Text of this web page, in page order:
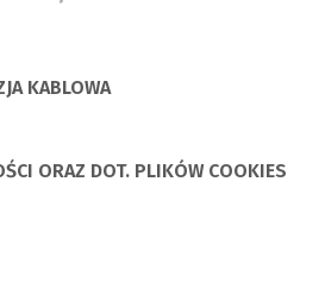
KABLOWA
ORAZ DOT. PLIKÓW COOKIES